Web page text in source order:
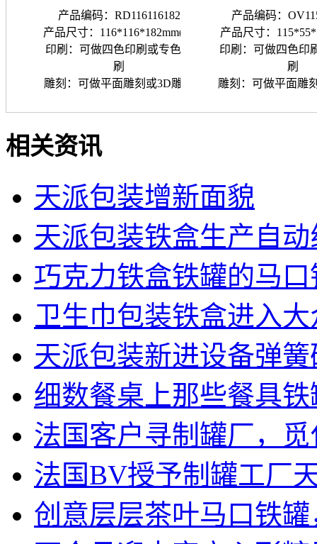
产品编码：RD116116182
产品尺寸：116*116*182mm(H)
印刷：可做四色印刷或专色印
刷
雕刻：可做平面雕刻或3D雕刻
产品编码：
产品尺寸：
印刷：可做四色印
刷
雕刻：可做平面雕
相关资讯
天派包装增新面貌
天派包装铁盒生产自
巧克力铁盒铁罐的马
卫生巾包装铁盒进入
天派包装新进设备弹
细数餐桌上那些餐具铁
法国客户寻制罐厂，
法国BV授予制罐工厂
创意层层茶叶马口铁